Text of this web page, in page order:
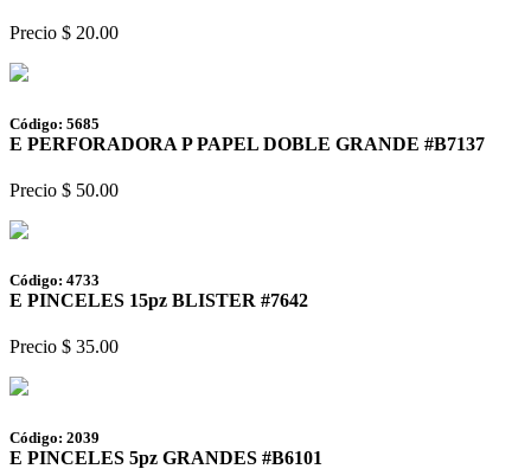
Precio $ 20.00
Código: 5685
E PERFORADORA P PAPEL DOBLE GRANDE #B7137
Precio $ 50.00
Código: 4733
E PINCELES 15pz BLISTER #7642
Precio $ 35.00
Código: 2039
E PINCELES 5pz GRANDES #B6101